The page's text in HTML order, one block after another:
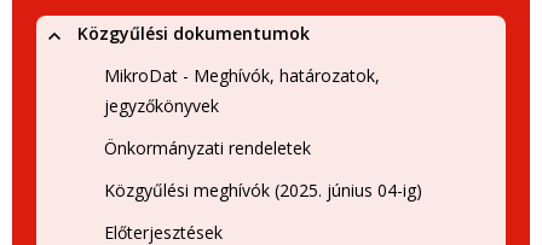
Közgyűlési dokumentumok
MikroDat - Meghívók, határozatok,
jegyzőkönyvek
Önkormányzati rendeletek
Közgyűlési meghívók (2025. június 04-ig)
Előterjesztések